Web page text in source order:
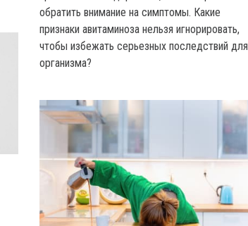
обратить внимание на симптомы. Какие
признаки авитаминоза нельзя игнорировать,
чтобы избежать серьезных последствий для
организма?